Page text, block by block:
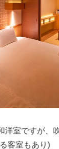
洋室ですが、
客室もあり)